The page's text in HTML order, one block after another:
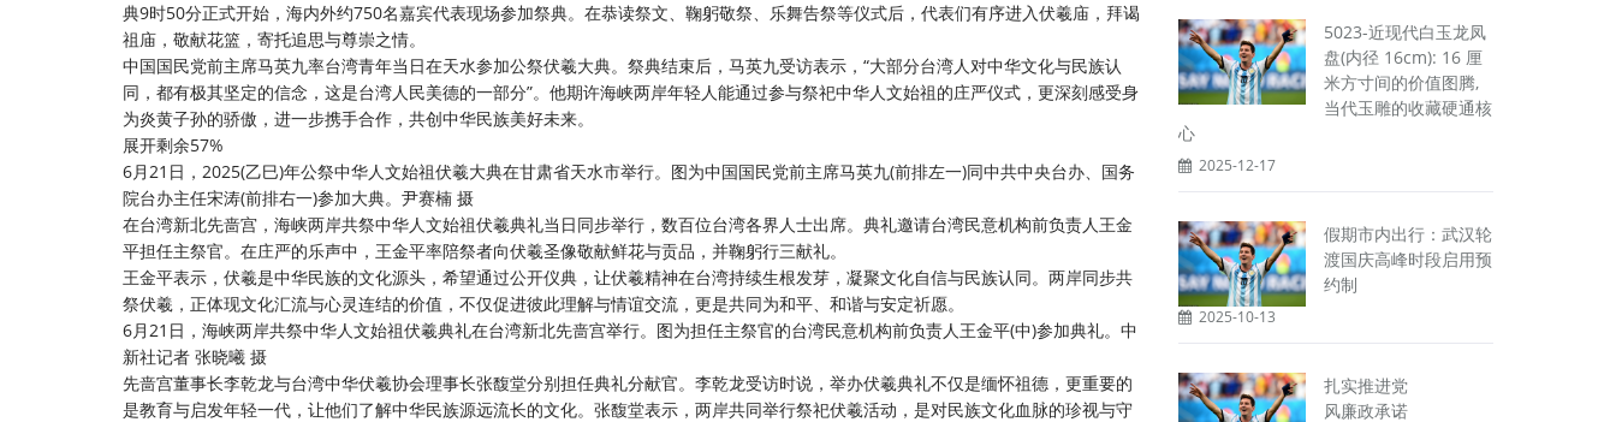
典9时50分正式开始，海内外约750名嘉宾代表现场参加祭典。在恭读祭文、鞠躬敬祭、乐舞告祭等仪式后，代表们有序进入伏羲庙，拜谒
祖庙，敬献花篮，寄托追思与尊崇之情。
中国国民党前主席马英九率台湾青年当日在天水参加公祭伏羲大典。祭典结束后，马英九受访表示，“大部分台湾人对中华文化与民族认
同，都有极其坚定的信念，这是台湾人民美德的一部分”。他期许海峡两岸年轻人能通过参与祭祀中华人文始祖的庄严仪式，更深刻感受身
为炎黄子孙的骄傲，进一步携手合作，共创中华民族美好未来。
展开剩余57%
6月21日，2025(乙巳)年公祭中华人文始祖伏羲大典在甘肃省天水市举行。图为中国国民党前主席马英九(前排左一)同中共中央台办、国务
院台办主任宋涛(前排右一)参加大典。尹赛楠 摄
在台湾新北先啬宫，海峡两岸共祭中华人文始祖伏羲典礼当日同步举行，数百位台湾各界人士出席。典礼邀请台湾民意机构前负责人王金
平担任主祭官。在庄严的乐声中，王金平率陪祭者向伏羲圣像敬献鲜花与贡品，并鞠躬行三献礼。
王金平表示，伏羲是中华民族的文化源头，希望通过公开仪典，让伏羲精神在台湾持续生根发芽，凝聚文化自信与民族认同。两岸同步共
祭伏羲，正体现文化汇流与心灵连结的价值，不仅促进彼此理解与情谊交流，更是共同为和平、和谐与安定祈愿。
6月21日，海峡两岸共祭中华人文始祖伏羲典礼在台湾新北先啬宫举行。图为担任主祭官的台湾民意机构前负责人王金平(中)参加典礼。中
新社记者 张晓曦 摄
先啬宫董事长李乾龙与台湾中华伏羲协会理事长张馥堂分别担任典礼分献官。李乾龙受访时说，举办伏羲典礼不仅是缅怀祖德，更重要的
是教育与启发年轻一代，让他们了解中华民族源远流长的文化。张馥堂表示，两岸共同举行祭祀伏羲活动，是对民族文化血脉的珍视与守
5023-近现代白玉龙凤
盘(内径 16cm): 16 厘
米方寸间的价值图腾,
当代玉雕的收藏硬通核
心
2025-12-17
假期市内出行：武汉轮
渡国庆高峰时段启用预
约制
2025-10-13
扎实推进党
风廉政承诺